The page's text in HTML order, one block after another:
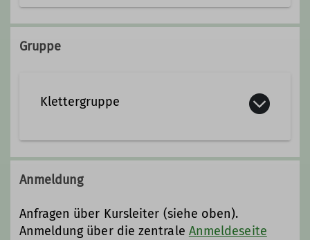
Liebfrauenweg 2
Gruppe
Klettergruppe
Willkommen zum offenen
Klettertraining des DAV Sigmaringen!
Unser offenes Klettertraining bietet
eine großartige Gelegenheit für alle
Kletterbegeisterten, gemeinsam an
Anmeldung
Anfragen über Kursleiter (siehe oben).
Anmeldung über die zentrale Anmeldeseite